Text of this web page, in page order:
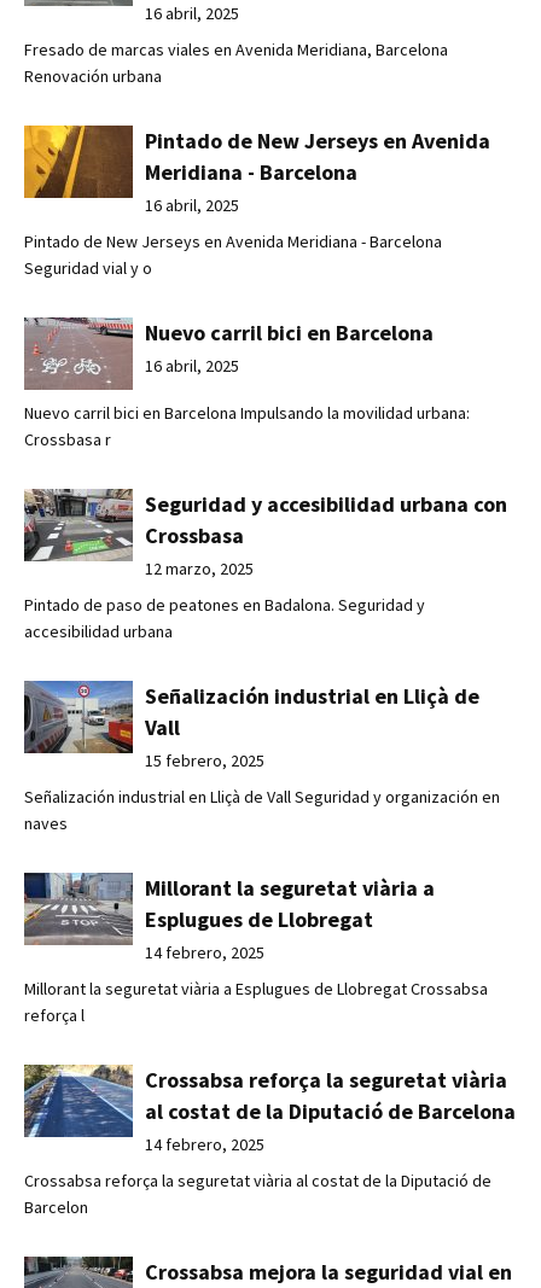
16 abril, 2025
Fresado de marcas viales en Avenida Meridiana, Barcelona
Renovación urbana
Pintado de New Jerseys en Avenida
Meridiana - Barcelona
16 abril, 2025
Pintado de New Jerseys en Avenida Meridiana - Barcelona
Seguridad vial y o
Nuevo carril bici en Barcelona
16 abril, 2025
Nuevo carril bici en Barcelona Impulsando la movilidad urbana:
Crossbasa r
Seguridad y accesibilidad urbana con
Crossbasa
12 marzo, 2025
Pintado de paso de peatones en Badalona. Seguridad y
accesibilidad urbana
Señalización industrial en Lliçà de
Vall
15 febrero, 2025
Señalización industrial en Lliçà de Vall Seguridad y organización en
naves
Millorant la seguretat viària a
Esplugues de Llobregat
14 febrero, 2025
Millorant la seguretat viària a Esplugues de Llobregat Crossabsa
reforça l
Crossabsa reforça la seguretat viària
al costat de la Diputació de Barcelona
14 febrero, 2025
Crossabsa reforça la seguretat viària al costat de la Diputació de
Barcelon
Crossabsa mejora la seguridad vial en